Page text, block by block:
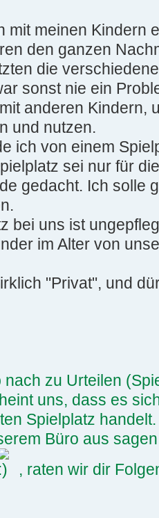
mit meinen Kindern
den ganzen
die
sonst nie ein
anderen Kindern,
und nutzen.
ich von einem
sei nur für
gedacht. Ich solle
bei uns ist
im Alter von
"Privat", und
zu Urteilen
uns, dass es
Spielplatz
Büro aus
, raten wir dir